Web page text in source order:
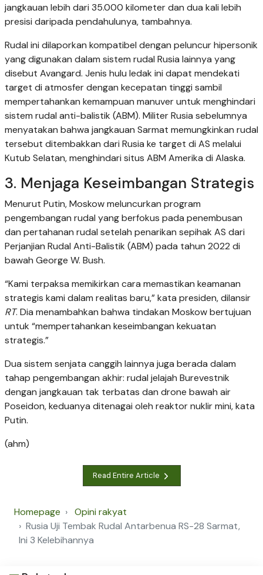
jangkauan lebih dari 35.000 kilometer dan dua kali lebih
presisi daripada pendahulunya, tambahnya.
Rudal ini dilaporkan kompatibel dengan peluncur hipersonik
yang digunakan dalam sistem rudal Rusia lainnya yang
disebut Avangard. Jenis hulu ledak ini dapat mendekati
target di atmosfer dengan kecepatan tinggi sambil
mempertahankan kemampuan manuver untuk menghindari
sistem rudal anti-balistik (ABM). Militer Rusia sebelumnya
menyatakan bahwa jangkauan Sarmat memungkinkan rudal
tersebut ditembakkan dari Rusia ke target di AS melalui
Kutub Selatan, menghindari situs ABM Amerika di Alaska.
3. Menjaga Keseimbangan Strategis
Menurut Putin, Moskow meluncurkan program
pengembangan rudal yang berfokus pada penembusan
dan pertahanan rudal setelah penarikan sepihak AS dari
Perjanjian Rudal Anti-Balistik (ABM) pada tahun 2022 di
bawah George W. Bush.
“Kami terpaksa memikirkan cara memastikan keamanan
strategis kami dalam realitas baru,” kata presiden, dilansir
RT. Dia menambahkan bahwa tindakan Moskow bertujuan
untuk “mempertahankan keseimbangan kekuatan
strategis.”
Dua sistem senjata canggih lainnya juga berada dalam
tahap pengembangan akhir: rudal jelajah Burevestnik
dengan jangkauan tak terbatas dan drone bawah air
Poseidon, keduanya ditenagai oleh reaktor nuklir mini, kata
Putin.
(ahm)
Read Entire Article
Homepage
Opini rakyat
Rusia Uji Tembak Rudal Antarbenua RS-28 Sarmat,
Ini 3 Kelebihannya